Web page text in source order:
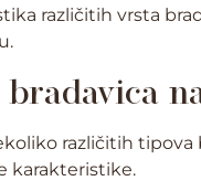
različitih vrsta
različitih tipova
karakteristike.